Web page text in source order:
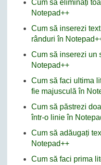
Cum să eliminați
Notepad++
Cum să inserezi
rânduri în
Cum să inserezi un
Notepad++
Cum să faci ultima
fie majusculă în
Cum să păstrezi
într-o linie în
Cum să adăugați
Notepad++
Cum să faci prima